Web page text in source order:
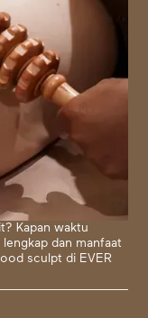
Kapan waktu
dan manfaat
sculpt di EVER